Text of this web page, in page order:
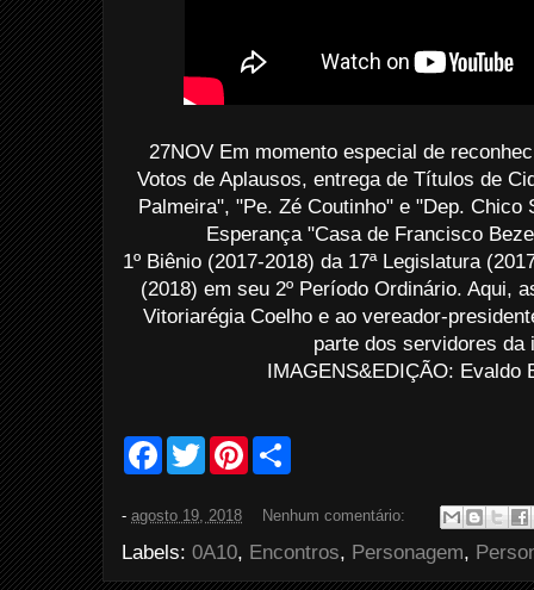
27NOV Em momento especial de
Votos de Aplausos, entrega de Títulos de
Palmeira", "Pe. Zé Coutinho" e "Dep. Chico
Esperança "Casa de Francisco
1º Biênio (2017-2018) da 17ª Legislatura
(2018) em seu 2º Período Ordinário. Aqui,
Vitoriarégia Coelho e ao vereador-
parte dos servidores da
IMAGENS&EDIÇÃO: Evaldo
F
b
o
k
T
w
t
r
P
e
s
e
- agosto 19, 2018 Nenhum comentário:
Labels: 0A10, Encontros, Personagem,